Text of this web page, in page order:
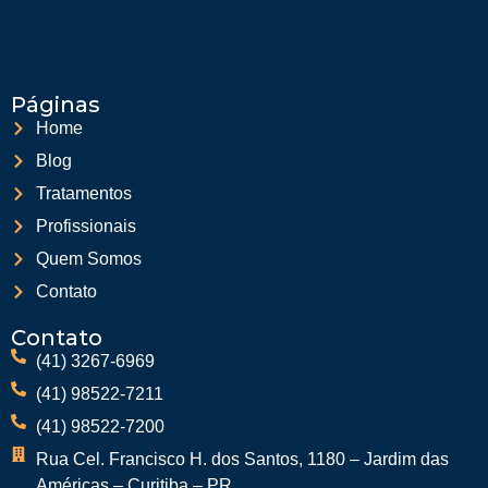
Páginas
Home
Blog
Tratamentos
Profissionais
Quem Somos
Contato
Contato
(41) 3267-6969
(41) 98522-7211
(41) 98522-7200
Rua Cel. Francisco H. dos Santos, 1180 – Jardim das